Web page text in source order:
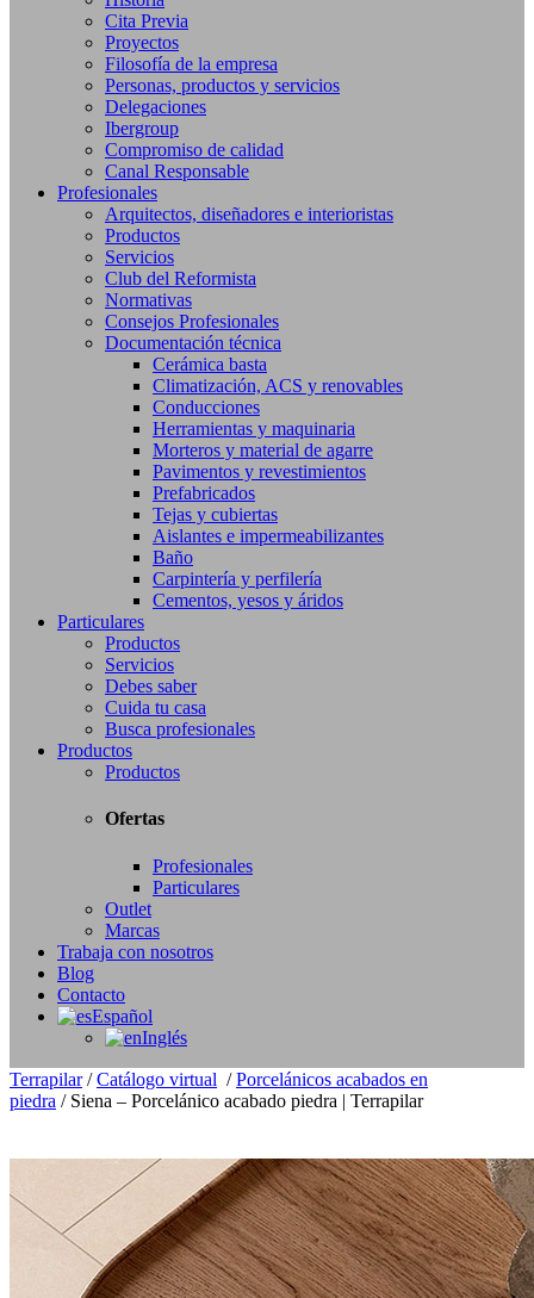
Cita Previa
Proyectos
Filosofía de la empresa
Personas, productos y servicios
Delegaciones
Ibergroup
Compromiso de calidad
Canal Responsable
Profesionales
Arquitectos, diseñadores e interioristas
Productos
Servicios
Club del Reformista
Normativas
Consejos Profesionales
Documentación técnica
Cerámica basta
Climatización, ACS y renovables
Conducciones
Herramientas y maquinaria
Morteros y material de agarre
Pavimentos y revestimientos
Prefabricados
Tejas y cubiertas
Aislantes e impermeabilizantes
Baño
Carpintería y perfilería
Cementos, yesos y áridos
Particulares
Productos
Servicios
Debes saber
Cuida tu casa
Busca profesionales
Productos
Productos
Ofertas
Profesionales
Particulares
Outlet
Marcas
Trabaja con nosotros
Blog
Contacto
Español
Inglés
Terrapilar/Catálogo virtual /Porcelánicos acabados en
piedra / Siena – Porcelánico acabado piedra | Terrapilar